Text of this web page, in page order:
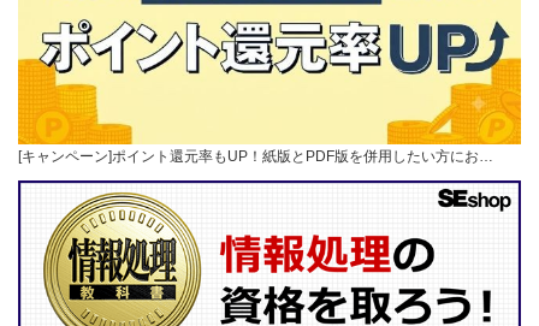
[キャンペーン]ポイント還元率もUP！紙版とPDF版を併用したい方にお…